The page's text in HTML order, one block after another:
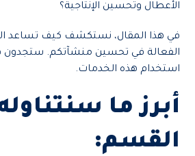
الأعطال وتحسين الإنتاجية؟
في هذا المقال، نستكشف كيف تساعد
الفعالة في تحسين منشآتكم. ستجدون
استخدام هذه الخدمات.
أبرز ما
القسم: